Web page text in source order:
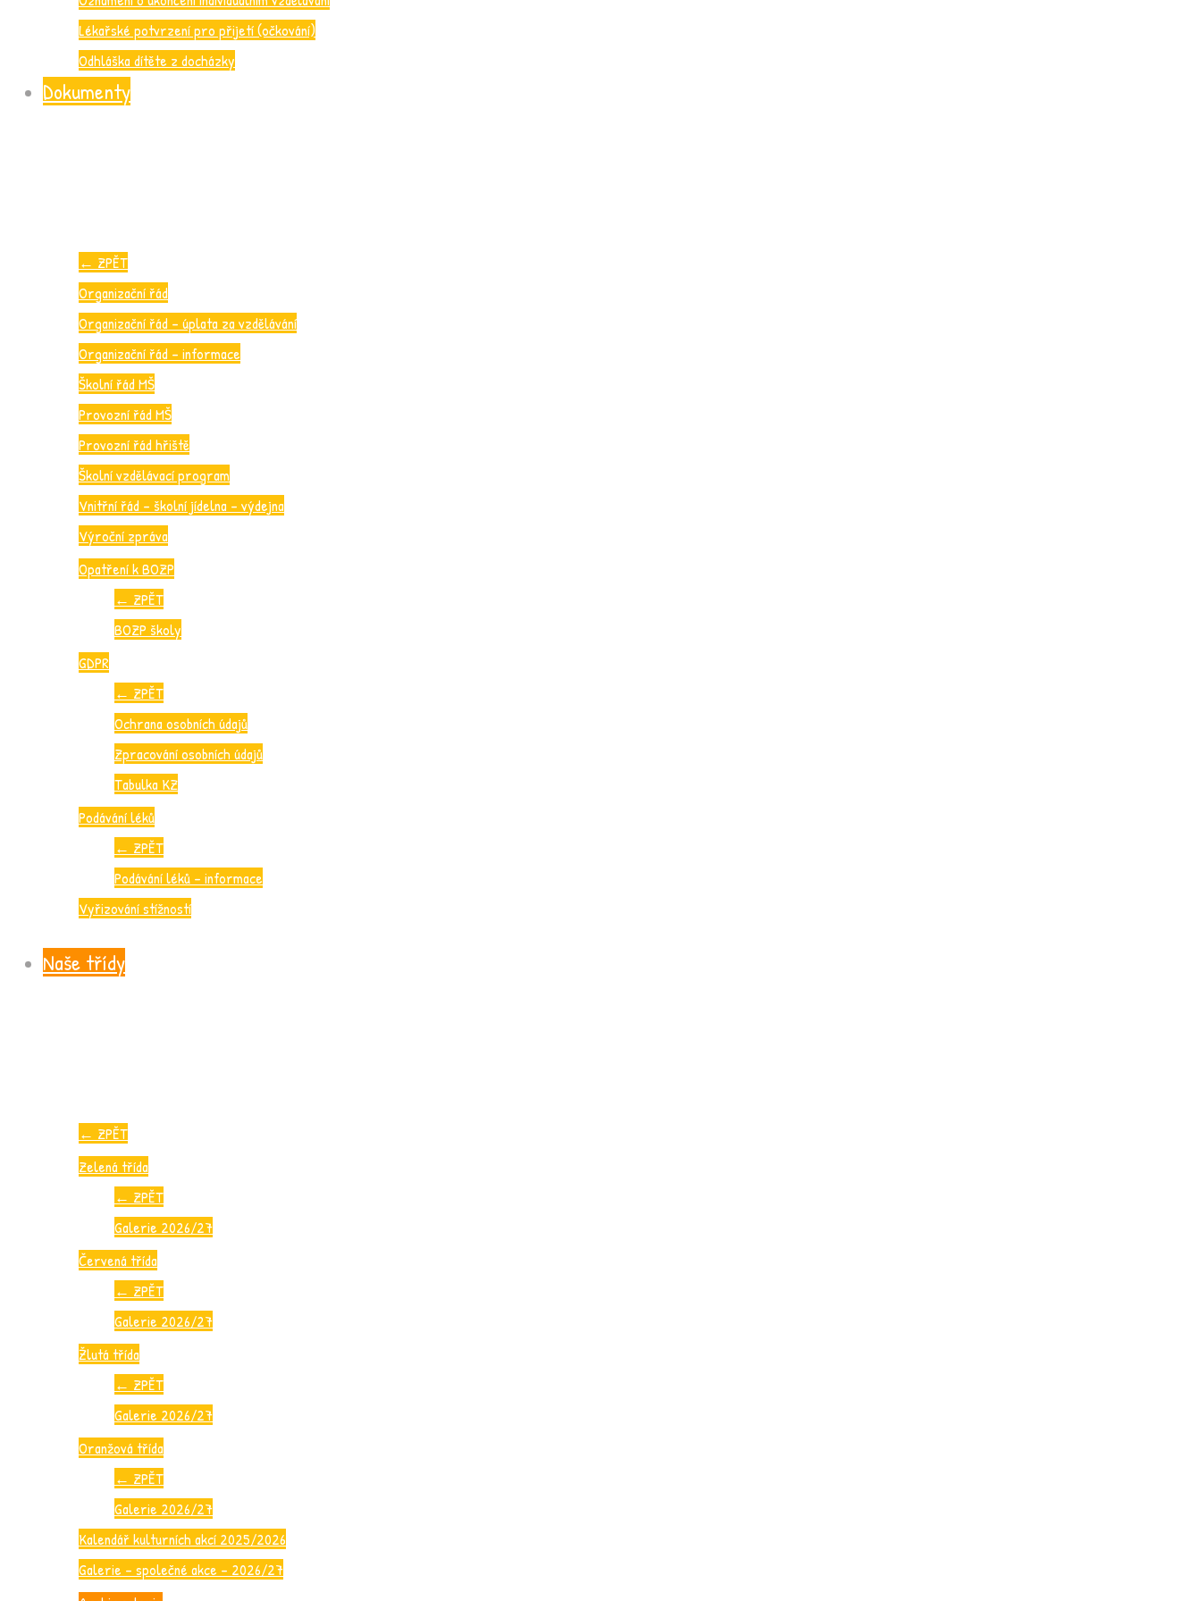
Lékařské potvrzení pro přijetí (očkování)
Odhláška dítěte z docházky
Dokumenty
← ZPĚT
Organizační řád
Organizační řád – úplata za vzdělávání
Organizační řád – informace
Školní řád MŠ
Provozní řád MŠ
Provozní řád hřiště
Školní vzdělávací program
Vnitřní řád – školní jídelna – výdejna
Výroční zpráva
Opatření k BOZP
← ZPĚT
BOZP školy
GDPR
← ZPĚT
Ochrana osobních údajů
Zpracování osobních údajů
Tabulka KZ
Podávání léků
← ZPĚT
Podávání léků – informace
Vyřizování stížností
Naše třídy
← ZPĚT
Zelená třída
← ZPĚT
Galerie 2026/27
Červená třída
← ZPĚT
Galerie 2026/27
Žlutá třída
← ZPĚT
Galerie 2026/27
Oranžová třída
← ZPĚT
Galerie 2026/27
Kalendář kulturních akcí 2025/2026
Galerie – společné akce – 2026/27